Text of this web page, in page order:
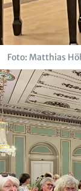
Foto: Matthias